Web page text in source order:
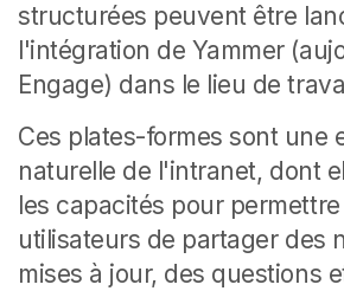
structurées peuvent être
l'intégration de Yammer
Engage) dans le lieu de
Ces plates-formes sont une
naturelle de l'intranet, dont
les capacités pour
utilisateurs de partager des
mises à jour, des questions